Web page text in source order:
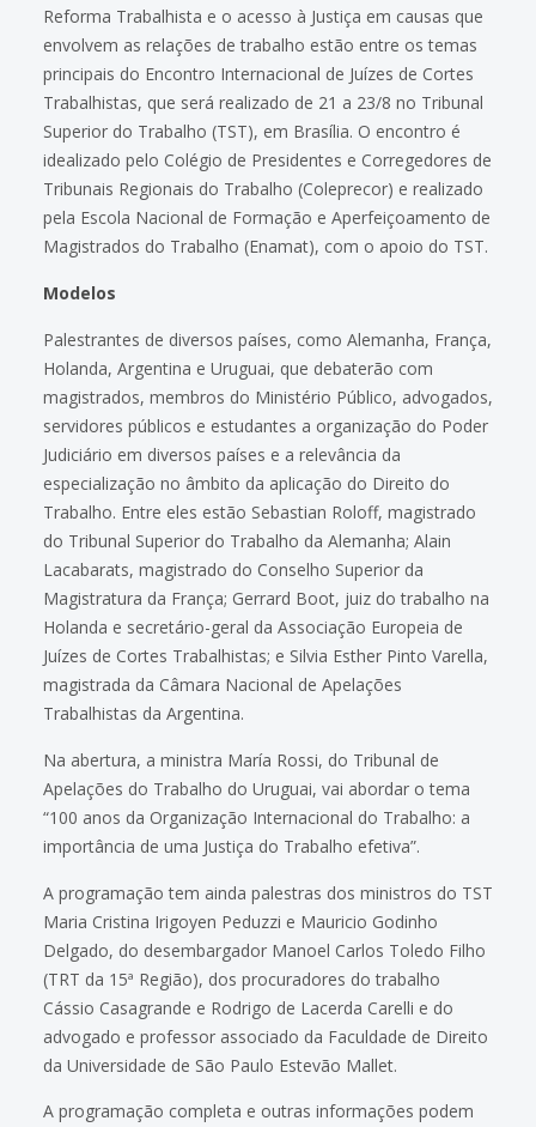
Reforma Trabalhista e o acesso à Justiça em causas que
envolvem as relações de trabalho estão entre os temas
principais do Encontro Internacional de Juízes de Cortes
Trabalhistas, que será realizado de 21 a 23/8 no Tribunal
Superior do Trabalho (TST), em Brasília. O encontro é
idealizado pelo Colégio de Presidentes e Corregedores de
Tribunais Regionais do Trabalho (Coleprecor) e realizado
pela Escola Nacional de Formação e Aperfeiçoamento de
Magistrados do Trabalho (Enamat), com o apoio do TST.
Modelos
Palestrantes de diversos países, como Alemanha, França,
Holanda, Argentina e Uruguai, que debaterão com
magistrados, membros do Ministério Público, advogados,
servidores públicos e estudantes a organização do Poder
Judiciário em diversos países e a relevância da
especialização no âmbito da aplicação do Direito do
Trabalho. Entre eles estão Sebastian Roloff, magistrado
do Tribunal Superior do Trabalho da Alemanha; Alain
Lacabarats, magistrado do Conselho Superior da
Magistratura da França; Gerrard Boot, juiz do trabalho na
Holanda e secretário-geral da Associação Europeia de
Juízes de Cortes Trabalhistas; e Silvia Esther Pinto Varella,
magistrada da Câmara Nacional de Apelações
Trabalhistas da Argentina.
Na abertura, a ministra María Rossi, do Tribunal de
Apelações do Trabalho do Uruguai, vai abordar o tema
“100 anos da Organização Internacional do Trabalho: a
importância de uma Justiça do Trabalho efetiva”.
A programação tem ainda palestras dos ministros do TST
Maria Cristina Irigoyen Peduzzi e Mauricio Godinho
Delgado, do desembargador Manoel Carlos Toledo Filho
(TRT da 15ª Região), dos procuradores do trabalho
Cássio Casagrande e Rodrigo de Lacerda Carelli e do
advogado e professor associado da Faculdade de Direito
da Universidade de São Paulo Estevão Mallet.
A programação completa e outras informações podem